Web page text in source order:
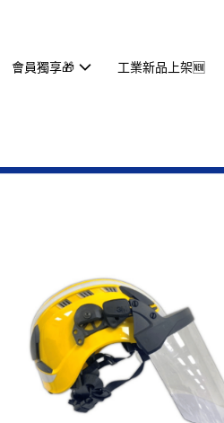
會員獨享🎁 工業新品上架🆕